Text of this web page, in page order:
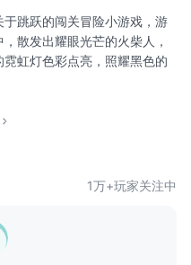
于跳跃的闯关冒险小游戏，游
散发出耀眼光芒的火柴人，
虹灯色彩点亮，照耀黑色的
黑暗中。这是一款非常考验
起点亮黑夜中的色彩，带给
新的休闲游戏体验；1万+玩家关注中